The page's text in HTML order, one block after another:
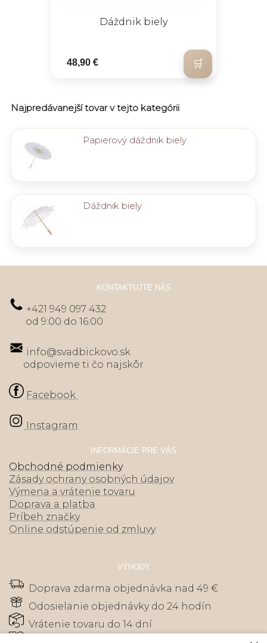
Dáždnik biely
48,90 €
Najpredávanejší tovar v tejto kategórii
Papierový dáždnik biely
Dáždnik biely
KONTAKTUJTE NÁS
+421 949 097 432
od 9:00 do 16:00
info@svadbickovo.sk
odpovieme ti čo najskôr
Facebook
Instagram
INFORMÁCIE PRE VÁS
Obchodné podmienky
Zásady ochrany osobných údajov
Výmena a vrátenie tovaru
Doprava a platba
Príbeh značky
Online odstúpenie od zmluvy
VÝHODY
Doprava zdarma objednávka nad 49 €
Odosielanie objednávky do 24 hodín
Vrátenie tovaru do 14 dní